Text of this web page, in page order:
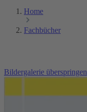
Home
Fachbücher
Bildergalerie überspringen